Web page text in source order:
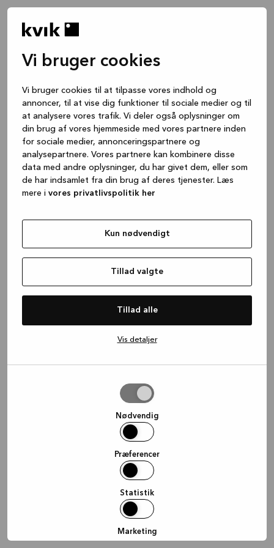
Vi bruger cookies
Vi bruger cookies til at tilpasse vores indhold og
annoncer, til at vise dig funktioner til sociale medier og til
at analysere vores trafik. Vi deler også oplysninger om
din brug af vores hjemmeside med vores partnere inden
for sociale medier, annonceringspartnere og
analysepartnere. Vores partnere kan kombinere disse
data med andre oplysninger, du har givet dem, eller som
de har indsamlet fra din brug af deres tjenester. Læs
mere i vores privatlivspolitik her
Kun nødvendigt
Tillad valgte
Tillad alle
Vis detaljer
Nødvendig
Præferencer
Statistik
Marketing
(see the browser console for more
information).